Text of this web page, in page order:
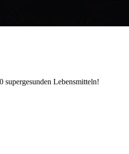
supergesunden Lebensmitteln!